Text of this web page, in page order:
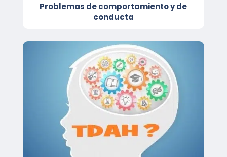
Problemas de comportamiento y de
conducta